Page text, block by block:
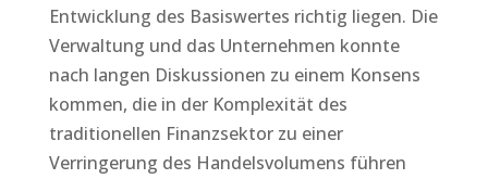
Entwicklung des Basiswertes richtig liegen. Die
Verwaltung und das Unternehmen konnte
nach langen Diskussionen zu einem Konsens
kommen, die in der Komplexität des
traditionellen Finanzsektor zu einer
Verringerung des Handelsvolumens führen